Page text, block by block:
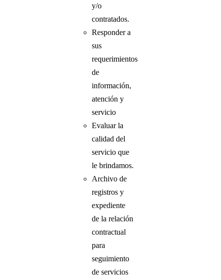
y/o
contratados.
Responder a
sus
requerimientos
de
información,
atención y
servicio
Evaluar la
calidad del
servicio que
le brindamos.
Archivo de
registros y
expediente
de la relación
contractual
para
seguimiento
de servicios